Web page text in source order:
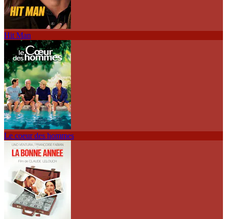
Hit Man
Le coeur des hommes